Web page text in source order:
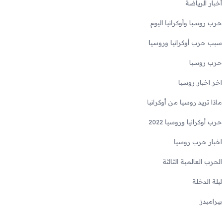
أخبار الرياضة
حرب روسيا وأوكرانيا اليوم
سبب حرب أوكرانيا وروسيا
حرب روسيا
اخر اخبار روسيا
ماذا تريد روسيا من أوكرانيا
حرب أوكرانيا وروسيا 2022
اخبار حرب روسيا
الحرب العالمية الثالثة
ليلة الدخلة
بيراميدز